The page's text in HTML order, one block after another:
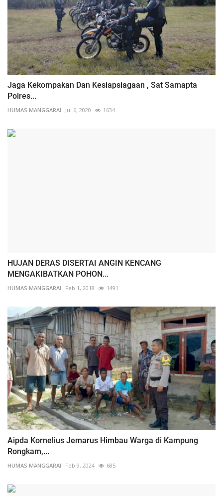
Jaga Kekompakan Dan Kesiapsiagaan , Sat Samapta
Polres...
HUMAS MANGGARAI Jul 6, 2020 1634
HUJAN DERAS DISERTAI ANGIN KENCANG
MENGAKIBATKAN POHON...
HUMAS MANGGARAI Feb 1, 2018 1491
Aipda Kornelius Jemarus Himbau Warga di Kampung
Rongkam,...
HUMAS MANGGARAI Feb 9, 2024 685